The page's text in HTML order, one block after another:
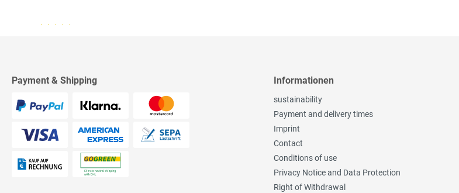
Payment & Shipping Informationen
sustainability
Payment and delivery times
Imprint
Contact
Conditions of use
Privacy Notice and Data Protection
Right of Withdrawal